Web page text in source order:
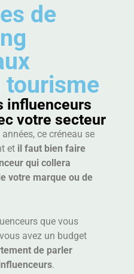
de
tourisme
influenceurs
votre secteur
ce créneau se
et il faut bien faire
qui collera
votre marque ou de
que vous
avez un budget
de parler
.